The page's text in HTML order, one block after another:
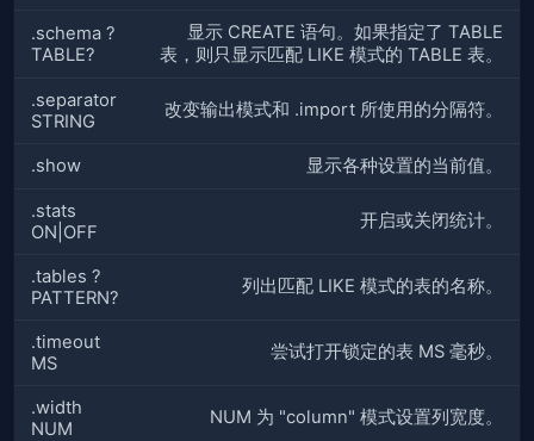
.schema ?
TABLE?
显示 CREATE 语句。如果指定了 TABLE
表，则只显示匹配 LIKE 模式的 TABLE 表。
.separator
STRING
改变输出模式和 .import 所使用的分隔符。
.show 显示各种设置的当前值。
.stats
ON|OFF
开启或关闭统计。
.tables ?
PATTERN?
列出匹配 LIKE 模式的表的名称。
.timeout
MS
尝试打开锁定的表 MS 毫秒。
.width
NUM
NUM 为 "column" 模式设置列宽度。